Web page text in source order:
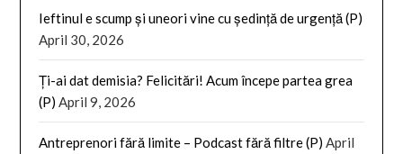
Ieftinul e scump și uneori vine cu ședință de urgență (P)
April 30, 2026
Ți-ai dat demisia? Felicitări! Acum începe partea grea
(P) April 9, 2026
Antreprenori fără limite – Podcast fără filtre (P) April